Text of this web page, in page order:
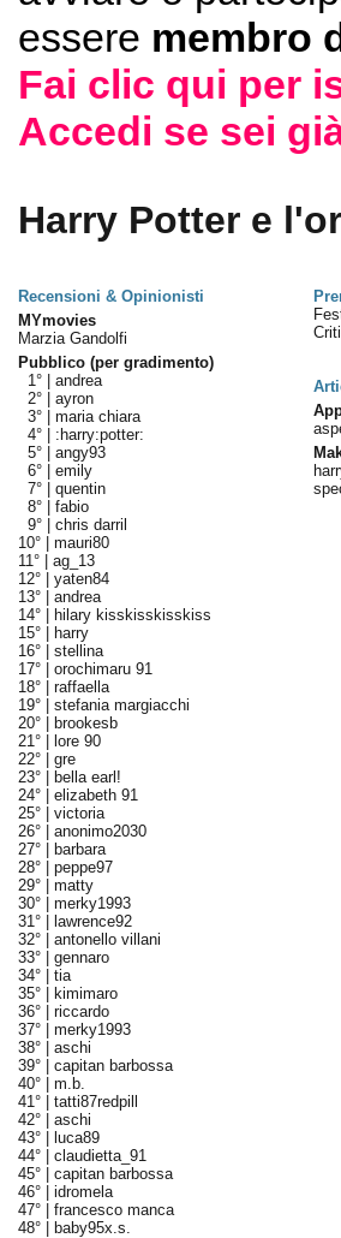
essere membro
Fai clic qui per
Accedi se sei
Harry Potter e
Recensioni & Opinionisti
MYmovies
Marzia Gandolfi
Pubblico (per gradimento)
1° | andrea
2° | ayron
3° | maria chiara
4° | :harry:potter:
5° | angy93
6° | emily
7° | quentin
8° | fabio
9° | chris darril
10° | mauri80
11° | ag_13
12° | yaten84
13° | andrea
14° |
hilary kisskisskisskiss
15° |
harry
16° | stellina
17° | orochimaru 91
18° | raffaella
19° | stefania margiacchi
20° |
brookesb
21° |
lore 90
22° | gre
23° |
bella earl!
24° | elizabeth 91
25° | victoria
26° | anonimo2030
27° |
barbara
28° | peppe97
29° | matty
30° | merky1993
31° |
lawrence92
32° | antonello villani
33° | gennaro
34° | tia
35° |
kimimaro
36° | riccardo
37° | merky1993
38° | aschi
39° | capitan barbossa
40° | m.b.
41° | tatti87redpill
42° | aschi
43° |
luca89
44° | claudietta_91
45° | capitan barbossa
46° | idromela
47° | francesco manca
48° |
baby95x.s.